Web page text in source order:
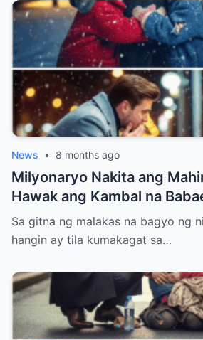
News • 8 months ago
Milyonaryo Nakita ang
Hawak ang Kambal na
Nangangatog sa Bagyong
Ginawa Niyang Isa ay Lahat
Sa gitna ng malakas na bagyo ng
hangin ay tila kumakagat sa…